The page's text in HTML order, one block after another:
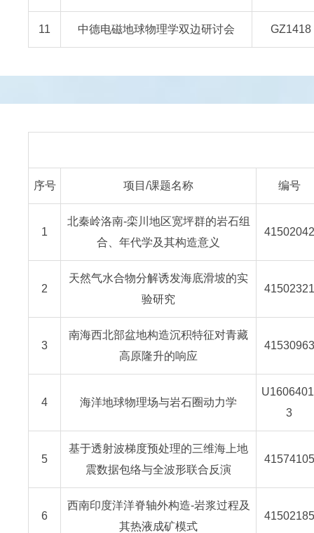
11 中德电磁地球物理学双边研讨会 GZ1418
序号 项目/课题名称 编号
1
北秦岭洛南-栾川地区宽坪群的岩石组
合、年代学及其构造意义
41502042
2
天然气水合物分解诱发海底滑坡的实
验研究
41502321
3
南海西北部盆地构造沉积特征对青藏
高原隆升的响应
41530963
4 海洋地球物理场与岩石圈动力学
3
5
基于透射波梯度预处理的三维海上地
震数据包络与全波形联合反演
41574105
6
西南印度洋洋脊轴外构造-岩浆过程及
其热液成矿模式
41502185